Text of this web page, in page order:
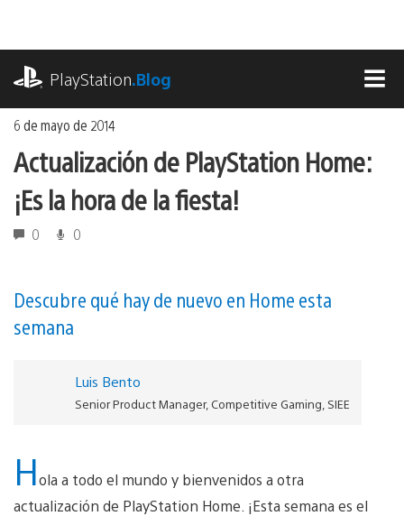
contenido
PlayStation.Blog
6 de mayo de 2014
Actualización de PlayStation Home:
¡Es la hora de la fiesta!
0 0
Descubre qué hay de nuevo en Home esta
semana
Luis Bento
Senior Product Manager, Competitive Gaming, SIEE
Hola a todo el mundo y bienvenidos a otra
actualización de PlayStation Home. ¡Esta semana es el